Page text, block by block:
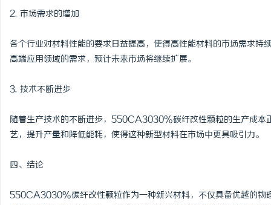
2. 市场需求的增加
各个行业对材料性能的要求日益提高，使得高性能材料的市场需求
高端应用领域的需求，预计未来市场将继续扩展。
3. 技术不断进步
随着生产技术的不断进步，550CA3030%碳纤改性颗粒的生产成本
艺，提升产量和降低能耗，使得这种新型材料在市场中更具吸引力。
四、结论
550CA3030%碳纤改性颗粒作为一种新兴材料，不仅具备优越的物